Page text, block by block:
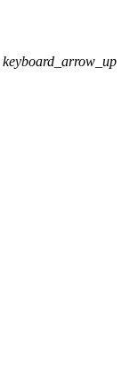
keyboard_arrow_up